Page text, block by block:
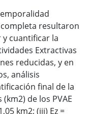
resultaron
cuantificar la
Extractivas
reducidas, y en
análisis
final de la
de los PVAE
km2; (iii) Ez =